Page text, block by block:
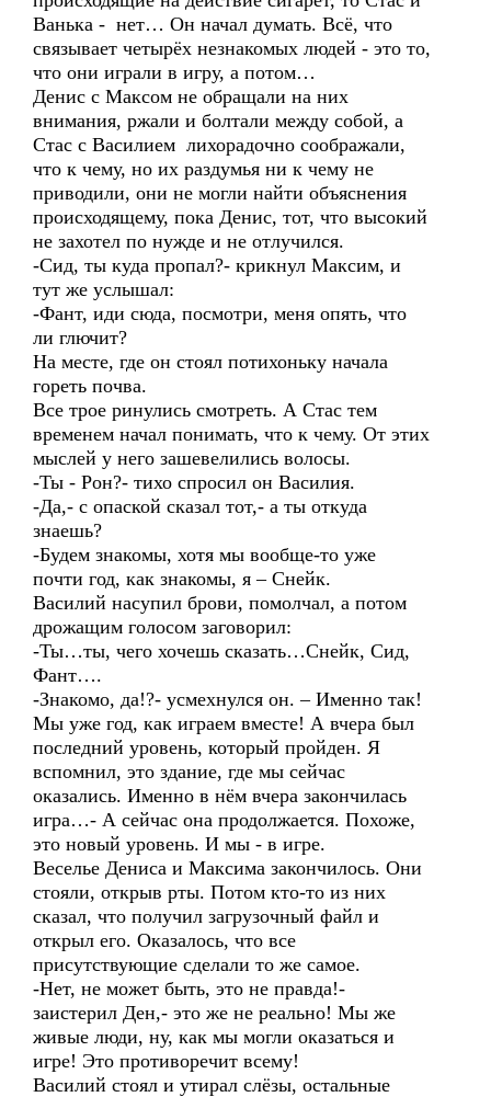
Ванька - нет… Он начал думать. Всё, что
связывает четырёх незнакомых людей - это то,
что они играли в игру, а потом…
Денис с Максом не обращали на них
внимания, ржали и болтали между собой, а
Стас с Василием лихорадочно соображали,
что к чему, но их раздумья ни к чему не
приводили, они не могли найти объяснения
происходящему, пока Денис, тот, что высокий
не захотел по нужде и не отлучился.
-Сид, ты куда пропал?- крикнул Максим, и
тут же услышал:
-Фант, иди сюда, посмотри, меня опять, что
ли глючит?
На месте, где он стоял потихоньку начала
гореть почва.
Все трое ринулись смотреть. А Стас тем
временем начал понимать, что к чему. От этих
мыслей у него зашевелились волосы.
-Ты - Рон?- тихо спросил он Василия.
-Да,- с опаской сказал тот,- а ты откуда
знаешь?
-Будем знакомы, хотя мы вообще-то уже
почти год, как знакомы, я – Снейк.
Василий насупил брови, помолчал, а потом
дрожащим голосом заговорил:
-Ты…ты, чего хочешь сказать…Снейк, Сид,
Фант….
-Знакомо, да!?- усмехнулся он. – Именно так!
Мы уже год, как играем вместе! А вчера был
последний уровень, который пройден. Я
вспомнил, это здание, где мы сейчас
оказались. Именно в нём вчера закончилась
игра…- А сейчас она продолжается. Похоже,
это новый уровень. И мы - в игре.
Веселье Дениса и Максима закончилось. Они
стояли, открыв рты. Потом кто-то из них
сказал, что получил загрузочный файл и
открыл его. Оказалось, что все
присутствующие сделали то же самое.
-Нет, не может быть, это не правда!-
заистерил Ден,- это же не реально! Мы же
живые люди, ну, как мы могли оказаться и
игре! Это противоречит всему!
Василий стоял и утирал слёзы, остальные